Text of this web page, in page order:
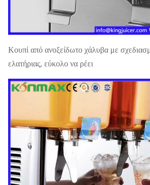
Κουπί από ανοξείδωτο χάλυβα με
ελατήριας, εύκολο να ρέει